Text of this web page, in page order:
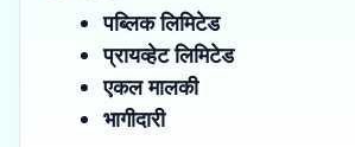
पब्लिक लिमिटेड
प्रायव्हेट लिमिटेड
एकल मालकी
भागीदारी